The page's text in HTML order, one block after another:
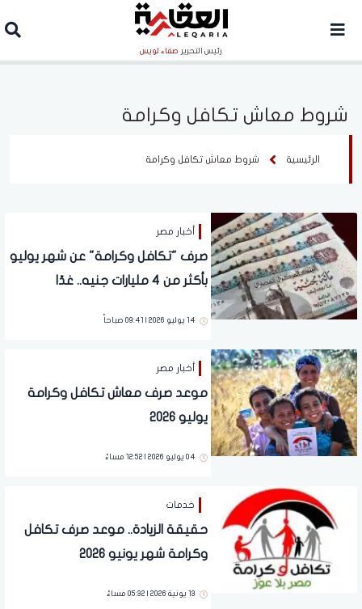
رئيس التحرير صفاء لويس
شروط معاش تكافل وكرامة
الرئيسية شروط معاش تكافل وكرامة
أخبار مصر
صرف "تكافل وكرامة" عن شهر يوليو
بأكثر من 4 مليارات جنيه.. غدًا
14 يوليو 2026 | 09:41 صباحاً
أخبار مصر
موعد صرف معاش تكافل وكرامة
يوليو 2026
04 يوليو 2026 | 12:52 مساءً
خدمات
حقيقة الزيادة.. موعد صرف تكافل
وكرامة شهر يونيو 2026
13 يونية 2026 | 05:32 مساءً